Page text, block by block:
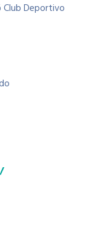
Club Deportivo